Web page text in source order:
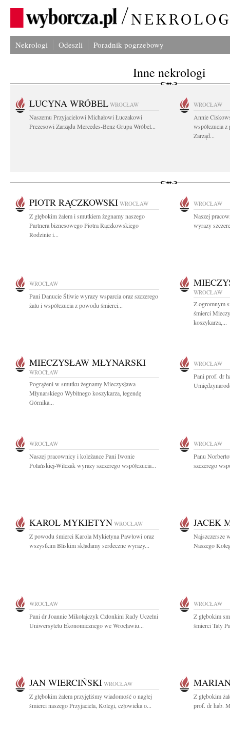
Nekrologi Odeszli Poradnik pogrzebowy
Inne nekrologi
LUCYNA WRÓBEL WROCŁAW
Naszemu Przyjacielowi Michałowi Łuczakowi
Prezesowi Zarządu Mercedes-Benz Grupa Wróbel...
WROCŁAW
Annie
współczucia
Zarząd...
PIOTR RĄCZKOWSKI WROCŁAW
Z głębokim żalem i smutkiem żegnamy naszego
Partnera biznesowego Piotra Rączkowskiego
Rodzinie i...
WROCŁAW
Naszej
wyrazy
WROCŁAW
Pani Danucie Śliwie wyrazy wsparcia oraz szczerego
żalu i współczucia z powodu śmierci...
WROCŁAW
Z ogromnym
śmierci
koszykarza,...
MIECZYSŁAW MŁYNARSKI
WROCŁAW
Pogrążeni w smutku żegnamy Mieczysława
Młynarskiego Wybitnego koszykarza, legendę
Górnika...
WROCŁAW
Pani prof. dr
WROCŁAW
Naszej pracownicy i koleżance Pani Iwonie
Polańskiej-Wilczak wyrazy szczerego współczucia...
WROCŁAW
Panu
szczerego
KAROL MYKIETYN WROCŁAW
Z powodu śmierci Karola Mykietyna Pawłowi oraz
wszystkim Bliskim składamy serdeczne wyrazy...
JACEK
Najszczersze
Naszego
WROCŁAW
Pani dr Joannie Mikołajczyk Członkini Rady Uczelni
Uniwersytetu Ekonomicznego we Wrocławiu...
WROCŁAW
Z głębokim
śmierci Taty
JAN WIERCIŃSKI WROCŁAW
Z głębokim żalem przyjęliśmy wiadomość o nagłej
śmierci naszego Przyjaciela, Kolegi, człowieka o...
Z głębokim
prof. dr hab.